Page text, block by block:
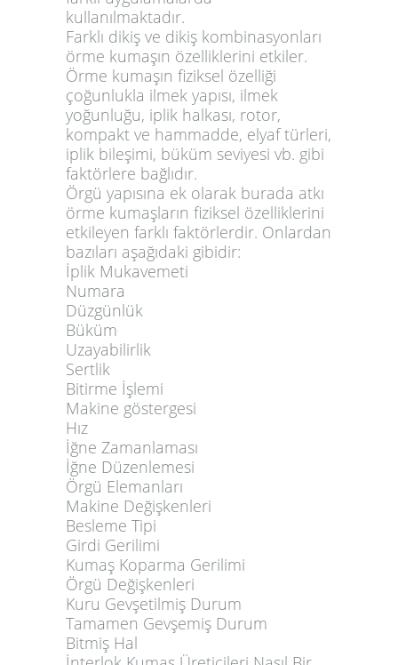
kullanılmaktadır.
Farklı dikiş ve dikiş kombinasyonları
örme kumaşın özelliklerini etkiler.
Örme kumaşın fiziksel özelliği
çoğunlukla ilmek yapısı, ilmek
yoğunluğu, iplik halkası, rotor,
kompakt ve hammadde, elyaf türleri,
iplik bileşimi, büküm seviyesi vb. gibi
faktörlere bağlıdır.
Örgü yapısına ek olarak burada atkı
örme kumaşların fiziksel özelliklerini
etkileyen farklı faktörlerdir. Onlardan
bazıları aşağıdaki gibidir:
İplik Mukavemeti
Numara
Düzgünlük
Büküm
Uzayabilirlik
Sertlik
Bitirme İşlemi
Makine göstergesi
Hız
İğne Zamanlaması
İğne Düzenlemesi
Örgü Elemanları
Makine Değişkenleri
Besleme Tipi
Girdi Gerilimi
Kumaş Koparma Gerilimi
Örgü Değişkenleri
Kuru Gevşetilmiş Durum
Tamamen Gevşemiş Durum
Bitmiş Hal